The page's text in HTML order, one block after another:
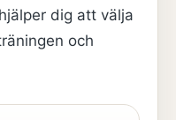
dig att välja
och